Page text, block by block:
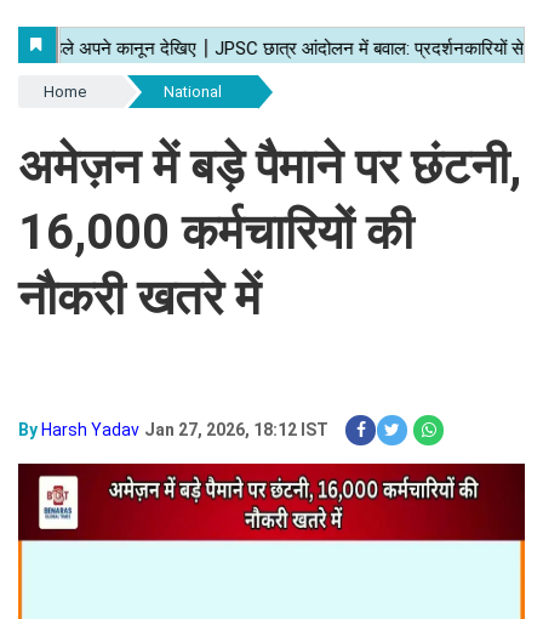
Home National
अमेज़न में बड़े पैमाने पर छंटनी,
16,000 कर्मचारियों की
नौकरी खतरे में
By Harsh Yadav Jan 27, 2026, 18:12 IST